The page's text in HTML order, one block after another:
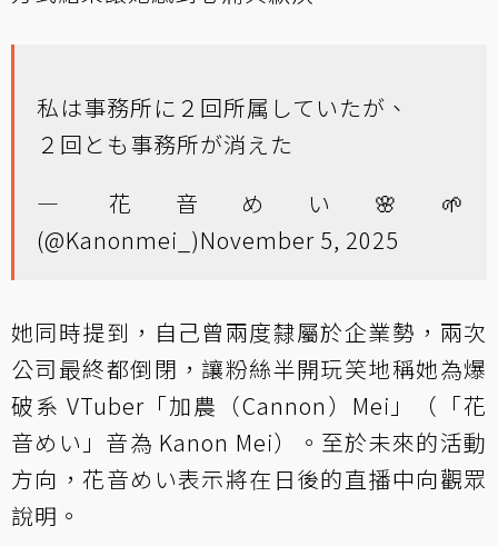
私は事務所に２回所属していたが、
２回とも事務所が消えた
— 花音めい🌸🌱
(@Kanonmei_)November 5, 2025
她同時提到，自己曾兩度隸屬於企業勢，兩次
公司最終都倒閉，讓粉絲半開玩笑地稱她為爆
破系 VTuber「加農（Cannon）Mei」（「花
音めい」音為 Kanon Mei）。至於未來的活動
方向，花音めい表示將在日後的直播中向觀眾
說明。